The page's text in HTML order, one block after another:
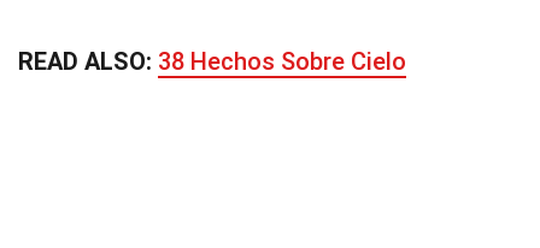
READ ALSO: 38 Hechos Sobre Cielo